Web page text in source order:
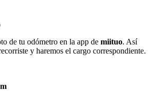
de tu odómetro en la app de miituo. Así
y haremos el cargo correspondiente.